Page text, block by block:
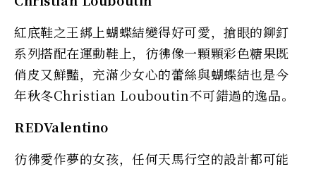
紅底鞋之王綁上蝴蝶結變得好可愛，搶眼的鉚釘
系列搭配在運動鞋上，彷彿像一顆顆彩色糖果既
俏皮又鮮豔，充滿少女心的蕾絲與蝴蝶結也是今
年秋冬Christian Louboutin不可錯過的逸品。
REDValentino
彷彿愛作夢的女孩，任何天馬行空的設計都可能